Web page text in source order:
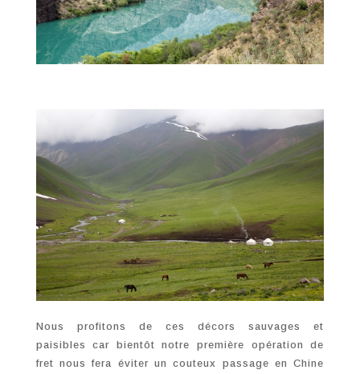
Nous profitons de ces décors sauvages et
paisibles car bientôt notre première opération de
fret nous fera éviter un couteux passage en Chine